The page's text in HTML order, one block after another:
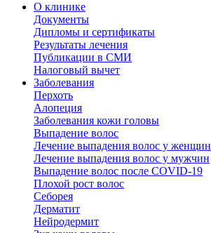
О клинике
Документы
Дипломы и сертификаты
Результаты лечения
Публикации в СМИ
Налоговый вычет
Заболевания
Перхоть
Алопеция
Заболевания кожи головы
Выпадение волос
Лечение выпадения волос у женщин
Лечение выпадения волос у мужчин
Выпадение волос после COVID-19
Плохой рост волос
Cеборея
Дерматит
Нейродермит